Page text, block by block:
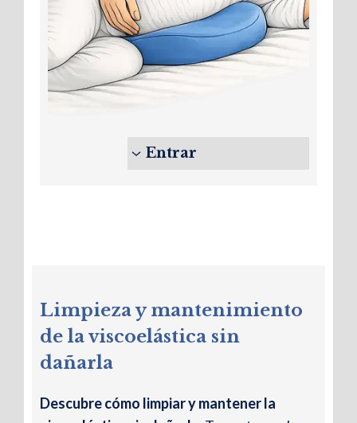
Entrar
Ergonómicas
Mejora tu
Limpieza y mantenimiento
de la viscoelástica sin
dañarla
Descubre cómo limpiar y mantener la